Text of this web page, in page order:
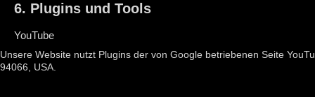
6. Plugins und Tools
YouTube
Unsere Website nutzt Plugins der von Google betriebenen Seite
94066, USA.